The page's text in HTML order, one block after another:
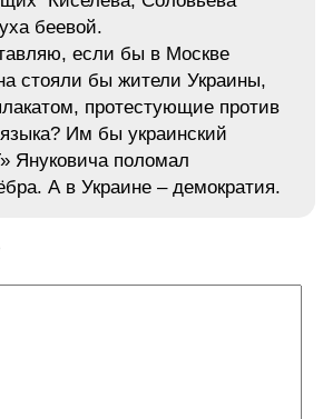
беевой.
если бы в Москве
стояли бы жители Украины,
протестующие против
языка? Им бы украинский
Януковича поломал
А в Украине – демократия.